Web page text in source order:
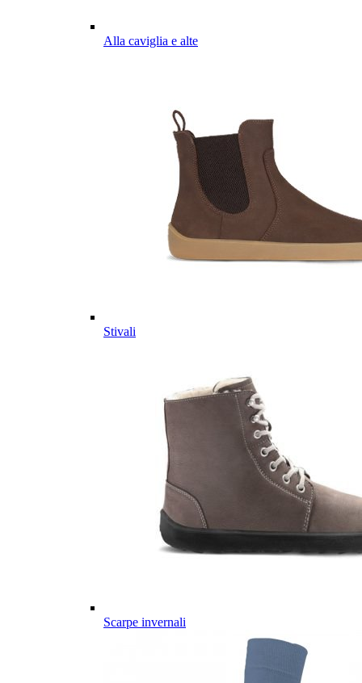
Alla caviglia e alte
Stivali
Scarpe invernali